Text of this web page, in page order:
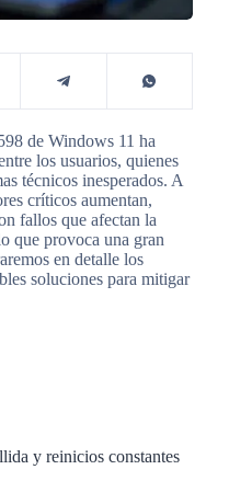
de Windows 11 ha
los usuarios, quienes
técnicos inesperados. A
críticos aumentan,
fallos que afectan la
que provoca una gran
en detalle los
soluciones para mitigar
y reinicios constantes